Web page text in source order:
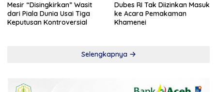
Mesir “Disingkirkan” Wasit
dari Piala Dunia Usai Tiga
Keputusan Kontroversial
Dubes RI Tak Diizinkan Masuk
ke Acara Pemakaman
Khamenei
Selengkapnya